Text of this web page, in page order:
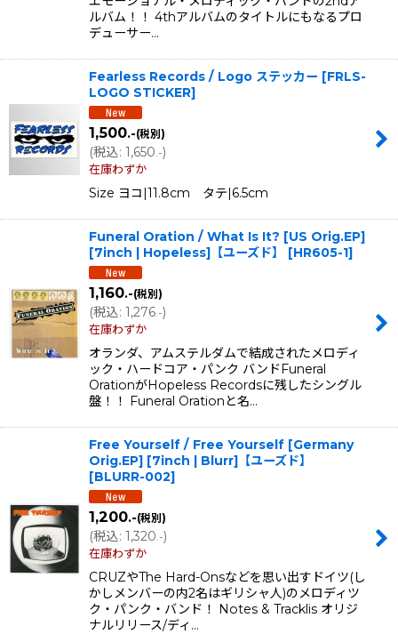
ルバム！！ 4thアルバムのタイトルにもなるプロ
デューサー…
Fearless Records / Logo ステッカー [FRLS-
LOGO STICKER]
1,500.-(税別)
(税込: 1,650.-)
在庫わずか
Size ヨコ|11.8cm タテ|6.5cm
Funeral Oration / What Is It? [US Orig.EP]
[7inch | Hopeless]【ユーズド】
[HR605-1]
1,160.-(税別)
(税込: 1,276 .-)
在庫わずか
オランダ、アムステルダムで結成されたメロディ
ック・ハードコア・パンク バンドFuneral
OrationがHopeless Recordsに残したシングル
盤！！ Funeral Orationと名…
Free Yourself / Free Yourself [Germany
Orig.EP] [7inch | Blurr]【ユーズド】
[BLURR-002]
1,200.-(税別)
(税込: 1,320 .-)
在庫わずか
CRUZやThe Hard-Onsなどを思い出すドイツ(し
かしメンバーの内2名はギリシャ人)のメロディツ
ク・パンク・バンド！ Notes & Tracklis オリジ
ナルリリース/ディ…